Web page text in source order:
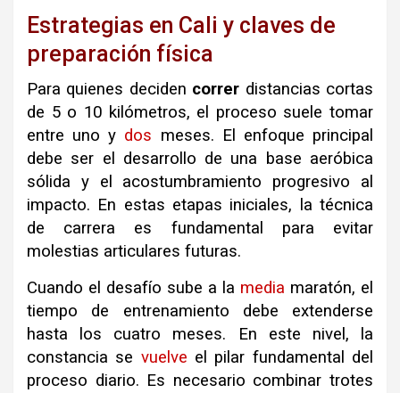
Estrategias en Cali y claves de
preparación física
Para quienes deciden correr distancias cortas
de 5 o 10 kilómetros, el proceso suele tomar
entre uno y dos meses. El enfoque principal
debe ser el desarrollo de una base aeróbica
sólida y el acostumbramiento progresivo al
impacto. En estas etapas iniciales, la técnica
de carrera es fundamental para evitar
molestias articulares futuras.
Cuando el desafío sube a la media maratón, el
tiempo de entrenamiento debe extenderse
hasta los cuatro meses. En este nivel, la
constancia se vuelve el pilar fundamental del
proceso diario. Es necesario combinar trotes